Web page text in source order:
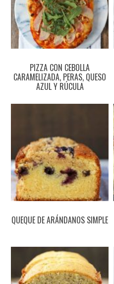
PIZZA CON CEBOLLA
CARAMELIZADA, PERAS, QUESO
AZUL Y RÚCULA
QUEQUE DE ARÁNDANOS SIMPLE